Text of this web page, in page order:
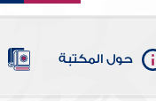
حول المكتبة